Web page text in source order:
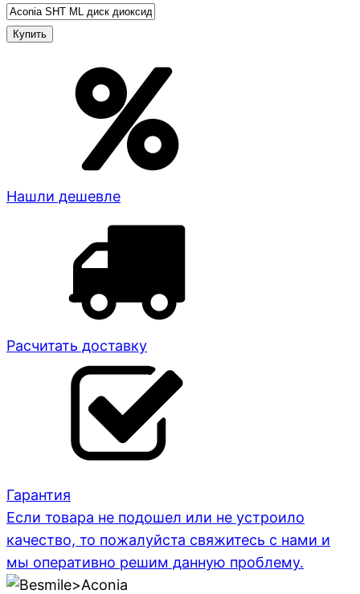
Нашли дешевле
Расчитать доставку
Гарантия
Если товара не подошел или не устроило
качество, то пожалуйста свяжитесь с нами и
мы оперативно решим данную проблему.